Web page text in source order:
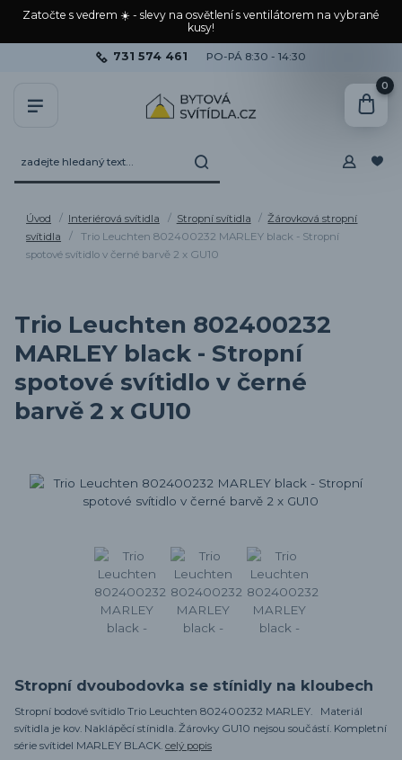
Zatočte s vedrem ☀️ - slevy na osvětlení s ventilátorem na vybrané
kusy!
731 574 461 PO-PÁ 8:30 - 14:30
0
Úvod Interiérová svítidla Stropní svítidla
Žárovková stropní
svítidla
Trio Leuchten 802400232 MARLEY black - Stropní
spotové svítidlo v černé barvě 2 x GU10
Trio Leuchten 802400232
MARLEY black - Stropní
spotové svítidlo v černé
barvě 2 x GU10
Stropní dvoubodovka se stínidly na kloubech
Stropní bodové svítidlo Trio Leuchten 802400232 MARLEY. Materiál
svítidla je kov. Naklápěcí stínidla. Žárovky GU10 nejsou součástí. Kompletní
série svítidel MARLEY BLACK. celý popis